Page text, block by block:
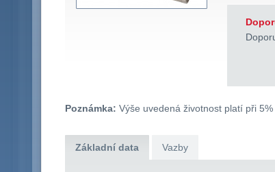
Poznámka: Výše uvedená životnost platí při
Základní data Vazby